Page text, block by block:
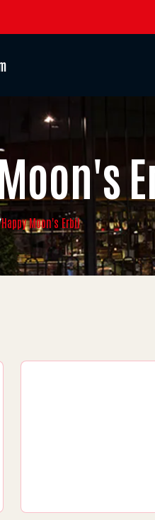
Happy Moon's Erbil